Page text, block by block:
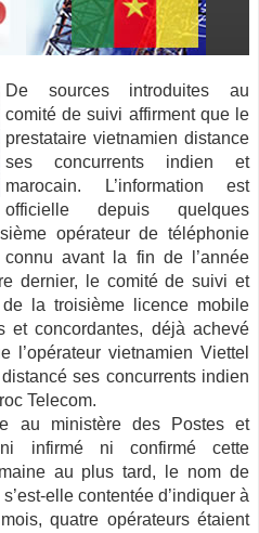
De sources introduites au
comité de suivi affirment que le
prestataire vietnamien distance
ses concurrents indien et
marocain. L’information est
officielle depuis quelques
opérateur de téléphonie
avant la fin de l’année
dernier, le comité de suivi et
la troisième licence mobile
et concordantes, déjà achevé
vietnamien Viettel
ses concurrents indien
Telecom.
au ministère des Postes et
ni infirmé ni confirmé cette
au plus tard, le nom de
elle contentée d’indiquer à
quatre opérateurs étaient